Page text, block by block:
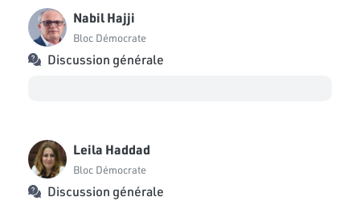
Nabil Hajji
Bloc Démocrate
Discussion générale
Leila Haddad
Bloc Démocrate
Discussion générale